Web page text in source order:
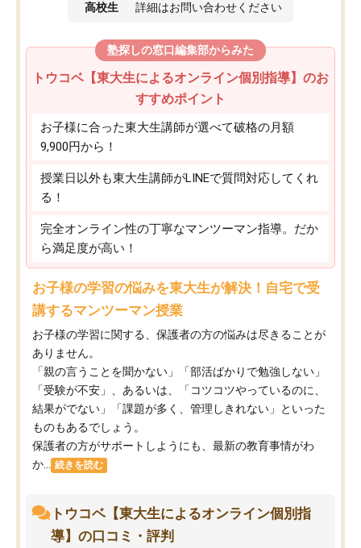
高校生 詳細はお問い合わせください
塾探しの窓口編集部からみた
トウコベ【東大生によるオンライン個別指導】のお
すすめポイント
お子様に合った東大生講師が選べて破格の月額
9,900円から！
授業日以外も東大生講師がLINEで質問対応してくれ
る！
完全オンライン性の丁寧なマンツーマン指導。だか
ら満足度が高い！
お子様の学習の悩みを東大生が解決！自宅で受
講するマンツーマン授業
お子様の学習に関する、保護者の方の悩みは尽きることが
ありません。
「親の言うことを聞かない」「部活ばかりで勉強しない」
「受験が不安」、あるいは、「コツコツやっているのに、
結果がでない」「課題が多く、管理しきれない」といった
ものもあるでしょう。
保護者の方がサポートしようにも、最新の教育事情がわ
か...
続きを読む
トウコベ【東大生によるオンライン個別指
導】の口コミ・評判